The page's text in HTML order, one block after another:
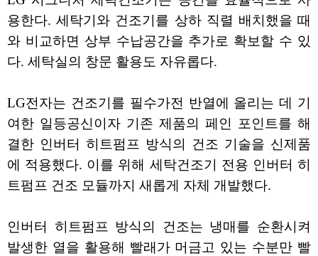
용한다. 세탁기와 건조기를 상하 직렬 배치했을 때
와 비교하면 상부 수납공간을 추가로 확보할 수 있
다. 세탁실의 창문 활용도 자유롭다.
LG전자는 건조기를 필수가전 반열에 올리는 데 기
여한 일등공신이자 기존 제품의 페인 포인트를 해
결한 인버터 히트펌프 방식의 건조 기술을 신제품
에 적용했다. 이를 위해 세탁건조기 전용 인버터 히
트펌프 건조 모듈까지 새롭게 자체 개발했다.
인버터 히트펌프 방식의 건조는 냉매를 순환시켜
발생한 열을 활용해 빨래가 머금고 있는 수분만 빨